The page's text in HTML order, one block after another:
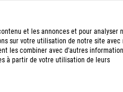
et les annonces et pour analyser
sur votre utilisation de notre site avec
les combiner avec d'autres
à partir de votre utilisation de leurs